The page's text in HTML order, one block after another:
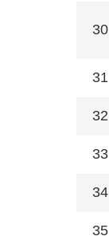
30
31
32
33
34
35